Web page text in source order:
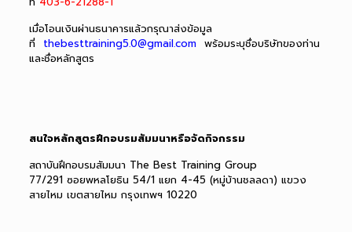
เมื่อโอนเงินผ่านธนาคารแล้วกรุณาส่งข้อมูล
ที่
thebesttraining5.0@gmail.com พร้อมระบุชื่อบริษัทของท่าน
และชื่อหลักสูตร
สนใจหลักสูตรฝึกอบรมสัมมนาหรือจัดกิจกรรม
สถาบันฝึกอบรมสัมมนา The Best Training Group
77/291 ซอยพหลโยธิน 54/1 แยก 4-45 (หมู่บ้านชลลดา) แขวง
สายไหม เขตสายไหม กรุงเทพฯ 10220